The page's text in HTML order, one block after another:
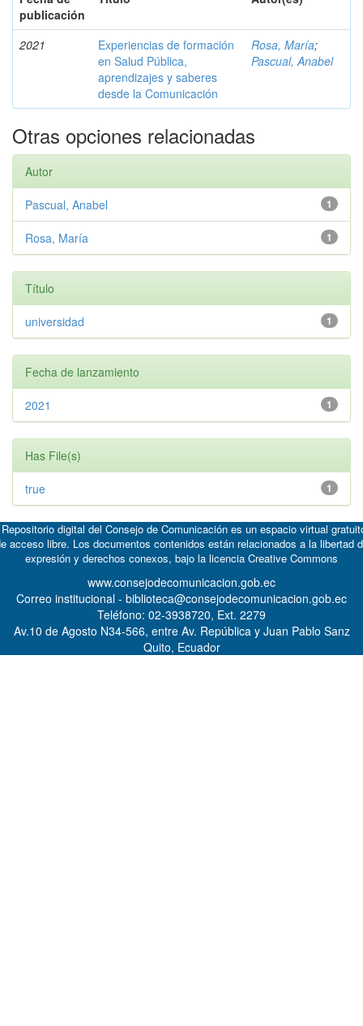
publicación
2021
Experiencias de formación
en Salud Pública,
aprendizajes y saberes
desde la Comunicación
Rosa, María;
Pascual, Anabel
Otras opciones relacionadas
Autor
1
Pascual, Anabel
1
Rosa, María
Título
1
universidad
Fecha de lanzamiento
1
2021
Has File(s)
1
true
digital del Consejo de Comunicación es un espacio virtual
acceso libre. Los documentos contenidos están relacionados a la libertad
expresión y derechos conexos, bajo la licencia Creative Commons
www.consejodecomunicacion.gob.ec
Correo institucional - biblioteca@consejodecomunicacion.gob.ec
Teléfono: 02-3938720, Ext. 2279
Av.10 de Agosto N34-566, entre Av. República y Juan Pablo Sanz
Quito, Ecuador